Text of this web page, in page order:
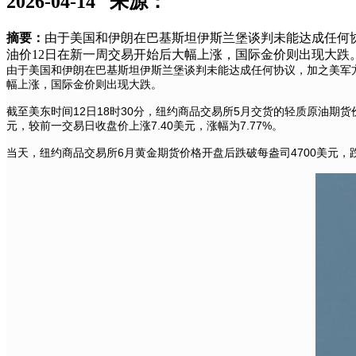
摘要： 由于美国和伊朗在巴基斯坦伊斯兰堡谈判未能达成任
油价12日在新一周交易开始后大幅上涨，国际金价则出现大跌
由于美国和伊朗在巴基斯坦伊斯兰堡谈判未能达成任何协议，加之美
幅上涨，国际金价则出现大跌。
截至美东时间12日18时30分，纽约商品交易所5月交货的轻质原油期
元，较前一交易日收盘价上涨7.40美元，涨幅为7.77%。
当天，纽约商品交易所6月黄金期货价格开盘后跌破每盎司4700美元，